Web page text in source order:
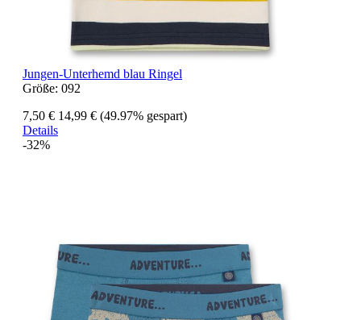
Jungen-Unterhemd blau Ringel
Größe: 092
7,50 € 14,99 € (49.97% gespart)
Details
-32%